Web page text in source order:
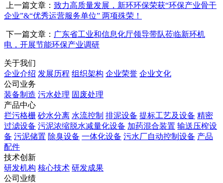
上一篇文章： 致力高质量发展，新环环保荣获“环保产业骨干
企业”&“优秀运营服务单位” 两项殊荣！
下一篇文章： 广东省工业和信息化厅领导带队莅临新环机
电，开展节能环保产业调研
关于我们
企业介绍 发展历程 组织架构 企业荣誉 企业文化
公司业务
装备制造 污水处理 固废处理
产品中心
拦污格栅 砂水分离 水流控制 排泥设备 提标工艺及设备 精密
过滤设备 污泥浓缩脱水减量化设备 加药混合装置 输送压榨设
备 污泥储置 除臭设备 一体化设备 污水厂自动控制设备 产品
配件
技术创新
研发机构 核心技术 研发成果
公司业绩